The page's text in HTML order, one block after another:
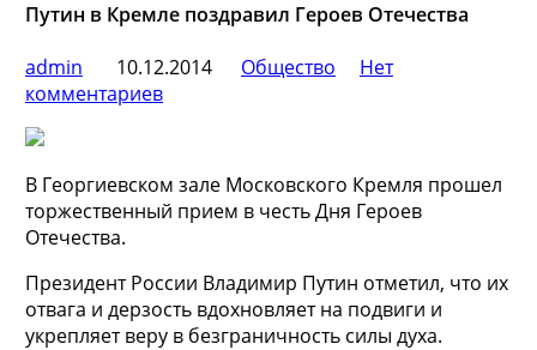
Путин в Кремле поздравил Героев Отечества
admin
10.12.2014 Общество
Нет
комментариев
В Георгиевском зале Московского Кремля прошел
торжественный прием в честь Дня Героев
Отечества.
Президент России Владимир Путин отметил, что их
отвага и дерзость вдохновляет на подвиги и
укрепляет веру в безграничность силы духа.